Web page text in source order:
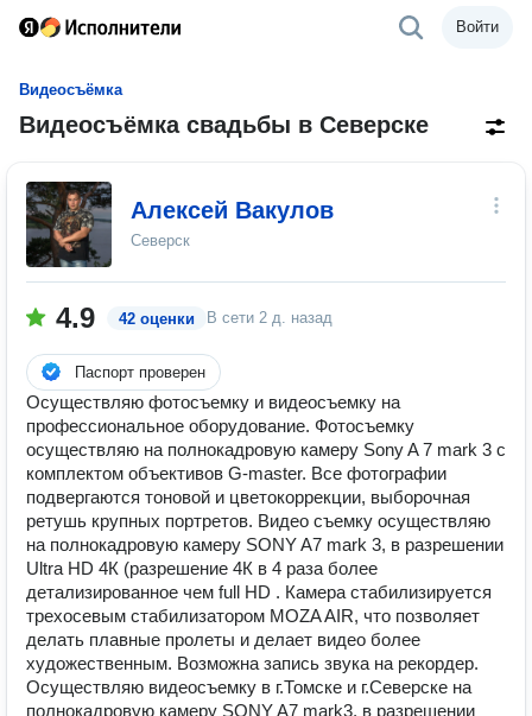
Войти
Видеосъёмка
Видеосъёмка свадьбы в Северске
Алексей Вакулов
Северск
4.9 42 оценки В сети 2 д. назад
Паспорт проверен
Осуществляю фотосъемку и видеосъемку на
профессиональное оборудование. Фотосъемку
осуществляю на полнокадровую камеру Sony A 7 mark 3 c
комплектом объективов G-master. Все фотографии
подвергаются тоновой и цветокоррекции, выборочная
ретушь крупных портретов. Видео съемку осуществляю
на полнокадровую камеру SONY A7 mark 3, в разрешении
Ultra HD 4К (разрешение 4К в 4 раза более
детализированное чем full HD . Камера стабилизируется
трехосевым стабилизатором MOZA AIR, что позволяет
делать плавные пролеты и делает видео более
художественным. Возможна запись звука на рекордер.
Осуществляю видеосъемку в г.Томске и г.Северске на
полнокадровую камеру SONY A7 mark3, в разрешении